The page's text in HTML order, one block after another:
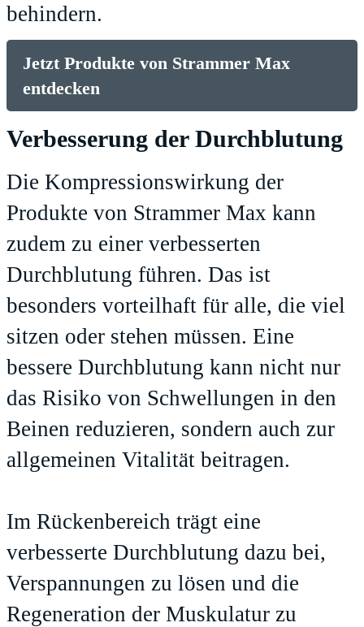
behindern.
Jetzt Produkte von Strammer Max
entdecken
Verbesserung der Durchblutung
Die Kompressionswirkung der
Produkte von Strammer Max kann
zudem zu einer verbesserten
Durchblutung führen. Das ist
besonders vorteilhaft für alle, die viel
sitzen oder stehen müssen. Eine
bessere Durchblutung kann nicht nur
das Risiko von Schwellungen in den
Beinen reduzieren, sondern auch zur
allgemeinen Vitalität beitragen.
Im Rückenbereich trägt eine
verbesserte Durchblutung dazu bei,
Verspannungen zu lösen und die
Regeneration der Muskulatur zu